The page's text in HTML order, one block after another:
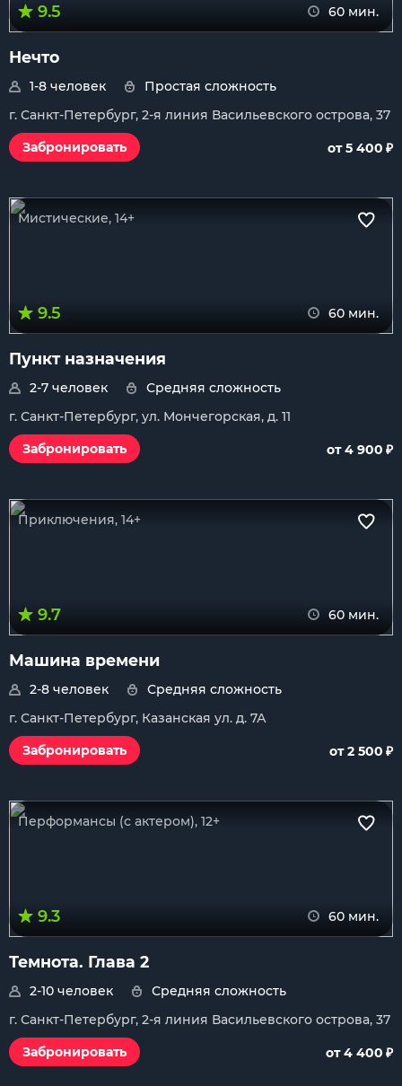
9.5 60 мин.
Нечто
1-8 человек
Простая сложность
г. Санкт-Петербург, 2-я линия Васильевского острова, 37
Забронировать
от 5 400 ₽
Мистические, 14+
9.5 60 мин.
Пункт назначения
2-7 человек
Средняя сложность
г. Санкт-Петербург, ул. Мончегорская, д. 11
Забронировать
от 4 900 ₽
Приключения, 14+
9.7 60 мин.
Машина времени
2-8 человек
Средняя сложность
г. Санкт-Петербург, Казанская ул. д. 7А
Забронировать
от 2 500 ₽
Перформансы (с актером), 12+
9.3 60 мин.
Темнота. Глава 2
2-10 человек
Средняя сложность
г. Санкт-Петербург, 2-я линия Васильевского острова, 37
Забронировать
от 4 400 ₽